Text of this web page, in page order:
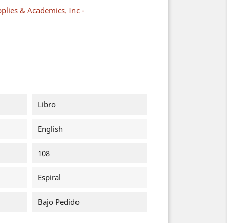
& Academics. Inc -
Libro
English
108
Espiral
Bajo Pedido